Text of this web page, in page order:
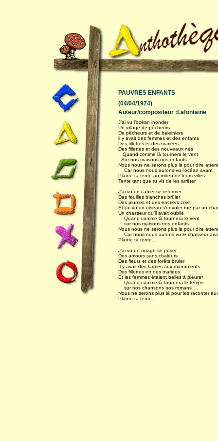
PAUVRES ENFANTS
(04/04/1974)
Auteur/compositeur :Lafontaine
J’ai vu l’océan inonder
Un village de pêcheurs
De pêcheurs et de baleiniers
il y avait des femmes et des enfants
Des fillettes et des mariées
Des fillettes et des nouveaux nés
Quand comme là tournera le vent
Sur nos maisons nos enfants
Nous nous ne serons plus là pour dire
Car nous nous aurons vu l’océan avant
Plante ta tente au milieu de leurs villes
Tente tant que tu vis de les arrêter
J’ai vu un cahier se refermer
Des feuilles blanches brûler
Des plumes et des encriers crier
Et j’ai vu un oiseau s’envoler tué par un
Un chasseur qu’il avait oublié
Quand comme là tournera le vent
sur nos maisons nos enfants
Nous nous ne serons plus là pour dire
Car nous nous aurons vu le chasseur
Plante ta tente...
J’ai vu un nuage se poser
Des amours sans chaleurs
Des fleurs et des forêts bruler
Il y avait des larmes aux monuments
Des fillettes etr des mariées
Et les femmes étaient belles à pleurer
Quand comme là tournera le temps
sur nos chansons nos romans
Nous ne serons plus là pour les raconter
Plante ta tente...